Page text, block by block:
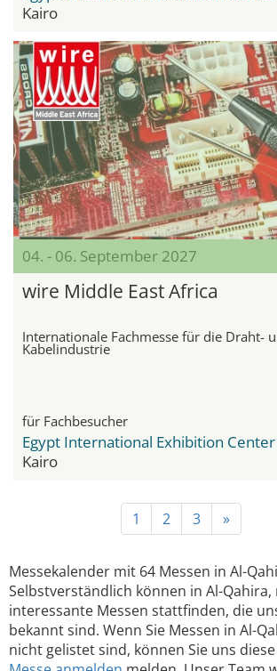
Kairo
04. - 06. September 2027
wire Middle East Africa
Internationale Fachmesse für die Draht-
Kabelindustrie
für Fachbesucher
Egypt International Exhibition Center
Kairo
1 2 3 »
Messekalender mit 64 Messen in Al-
Selbstverständlich können in Al-
interessante Messen stattfinden, die
bekannt sind. Wenn Sie Messen in Al-
nicht gelistet sind, können Sie uns